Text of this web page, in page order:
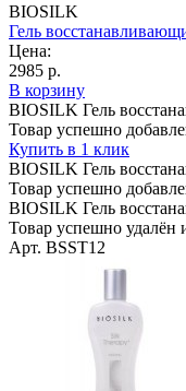
BIOSILK
Гель
Цена:
2985 р.
В корзину
BIOSILK Гель
Товар успешно
Купить в 1 клик
BIOSILK Гель
Товар успешно
BIOSILK Гель
Товар успешно удалён
Арт. BSST12